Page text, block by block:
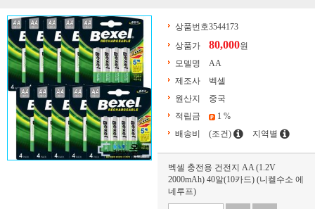
상품번호3544173
상품가
80,000원
모델명
AA
제조사
벡셀
원산지
중국
적립금
1 %
배송비
(조건) 지역별
벡셀 충전용 건전지 AA (1.2V
2000mAh) 40알(10카드) (니켈수소 에
네루프)